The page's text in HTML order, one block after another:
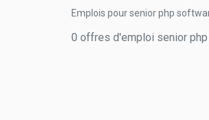
Emplois pour senior php
0 offres d'emploi senior